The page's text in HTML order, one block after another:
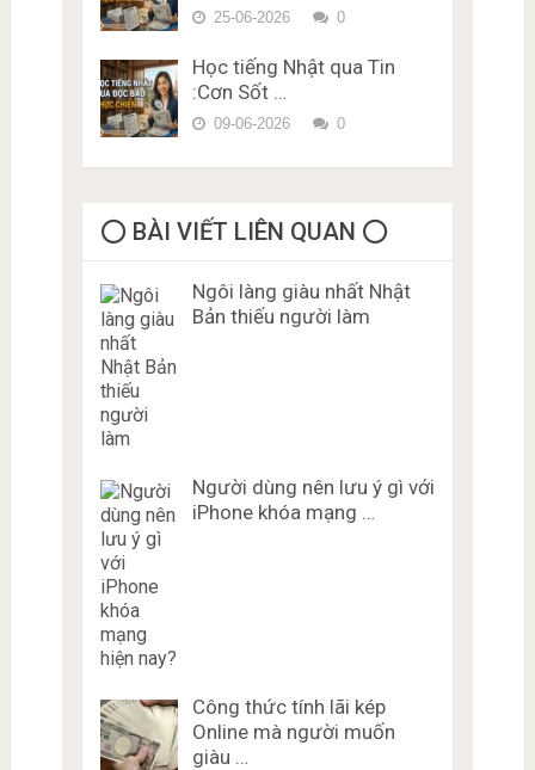
25-06-2026 0
Học tiếng Nhật qua Tin
:Cơn Sốt …
09-06-2026 0
⭕️ BÀI VIẾT LIÊN QUAN ⭕️
Ngôi làng giàu nhất Nhật
Bản thiếu người làm
Người dùng nên lưu ý gì với
iPhone khóa mạng …
Công thức tính lãi kép
Online mà người muốn
giàu …